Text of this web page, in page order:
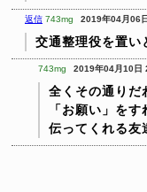
返信 743mg 2019年04月06
交通整理役を置い
743mg 2019年04月10日
全くその通りだ
「お願い」を
伝ってくれる友